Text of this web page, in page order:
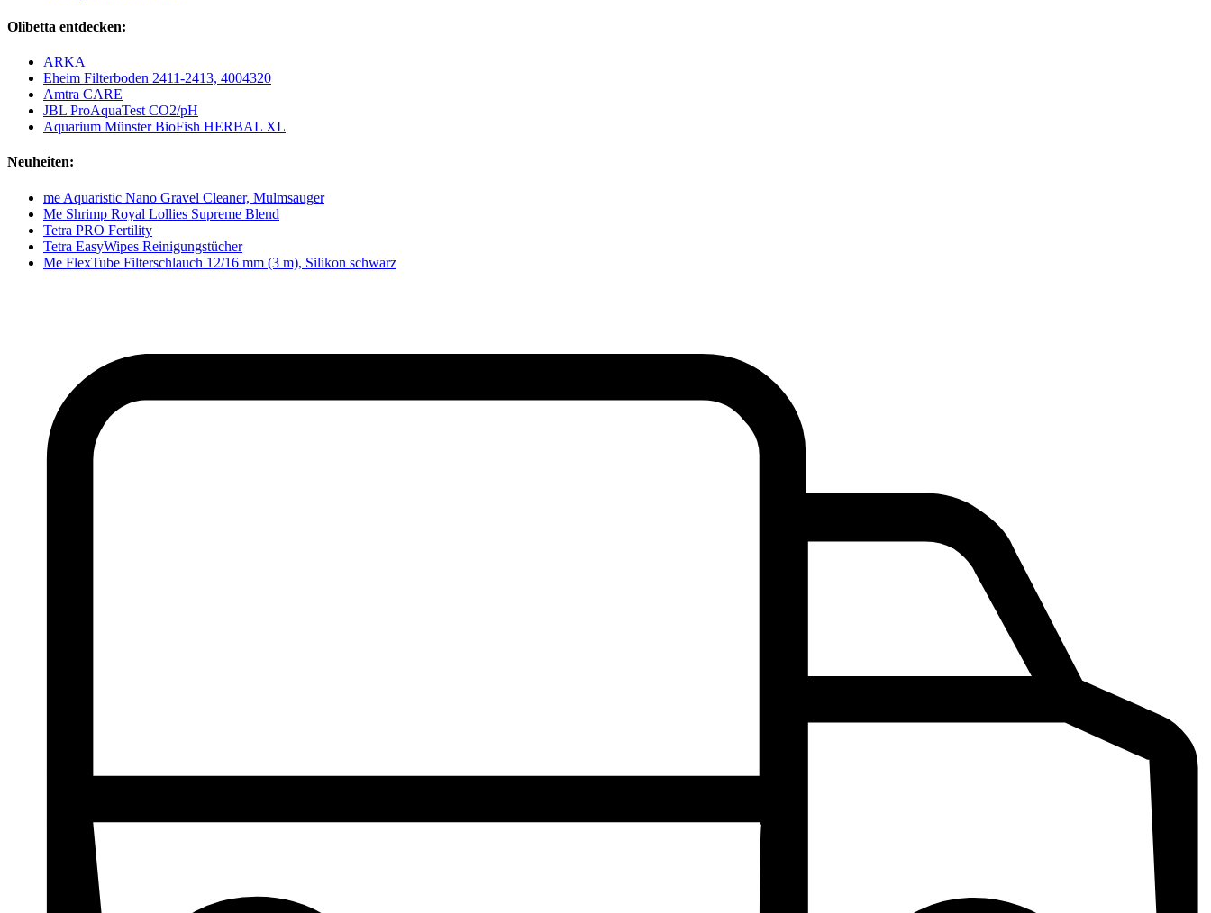
Olibetta entdecken:
ARKA
Eheim Filterboden 2411-2413, 4004320
Amtra CARE
JBL ProAquaTest CO2/pH
Aquarium Münster BioFish HERBAL XL
Neuheiten:
me Aquaristic Nano Gravel Cleaner, Mulmsauger
Me Shrimp Royal Lollies Supreme Blend
Tetra PRO Fertility
Tetra EasyWipes Reinigungstücher
Me FlexTube Filterschlauch 12/16 mm (3 m), Silikon schwarz